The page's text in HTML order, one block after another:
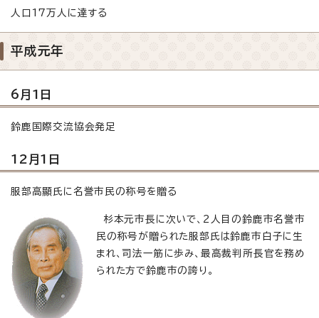
人口17万人に達する
平成元年
6月1日
鈴鹿国際交流協会発足
12月1日
服部高顯氏に名誉市民の称号を贈る
杉本元市長に次いで、2人目の鈴鹿市名誉市
民の称号が贈られた服部氏は鈴鹿市白子に生
まれ、司法一筋に歩み、最高裁判所長官を務め
られた方で鈴鹿市の誇り。